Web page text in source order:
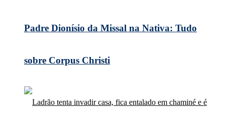
Padre Dionísio da Missal na Nativa: Tudo
sobre Corpus Christi